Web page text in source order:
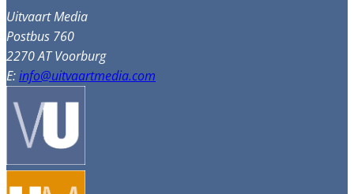
Uitvaart Media
Postbus 760
2270 AT Voorburg
E:info@uitvaartmedia.com